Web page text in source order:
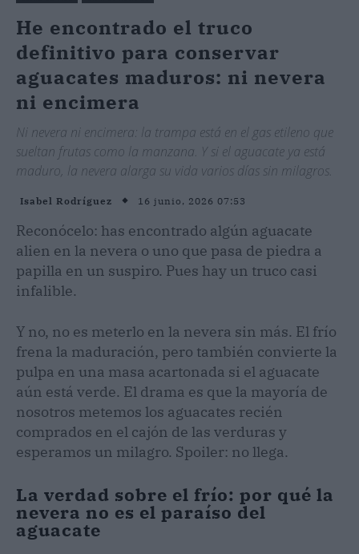
He encontrado el truco
definitivo para conservar
aguacates maduros: ni nevera
ni encimera
Ni nevera ni encimera: la trampa está en el gas etileno que
sueltan frutas como la manzana. Y si el aguacate ya está
maduro, la nevera alarga su vida varios días sin milagros.
Isabel Rodríguez 16 junio, 2026 07:53
Reconócelo: has encontrado algún aguacate
alien en la nevera o uno que pasa de piedra a
papilla en un suspiro. Pues hay un truco casi
infalible.
Y no, no es meterlo en la nevera sin más. El frío
frena la maduración, pero también convierte la
pulpa en una masa acartonada si el aguacate
aún está verde. El drama es que la mayoría de
nosotros metemos los aguacates recién
comprados en el cajón de las verduras y
esperamos un milagro. Spoiler: no llega.
La verdad sobre el frío: por qué la
nevera no es el paraíso del
aguacate